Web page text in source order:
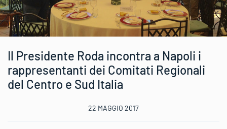
Il Presidente Roda incontra a Napoli i
rappresentanti dei Comitati Regionali
del Centro e Sud Italia
22 MAGGIO 2017